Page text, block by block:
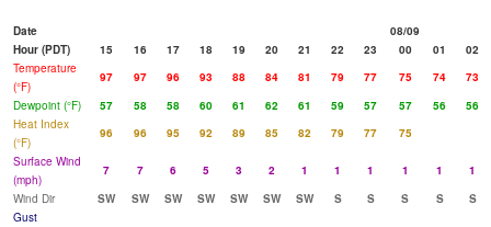
Date
08/09
Hour (PDT)
15 16 17 18 19 20 21 22 23 00 01
02
Temperature
(°F)
97 97 96 93 88 84 81 79 77 75 74
73
Dewpoint (°F)
57 58 58 60 61 62 61 59 57 57 56
56
Heat Index
(°F)
96 96 95 92 89 85 82 79 77
75
Surface Wind
(mph)
7 7 6 5 3 2 1 1 1 1 1
1
Wind Dir
SW SW SW SW SW SW SW S S S S
S
Gust